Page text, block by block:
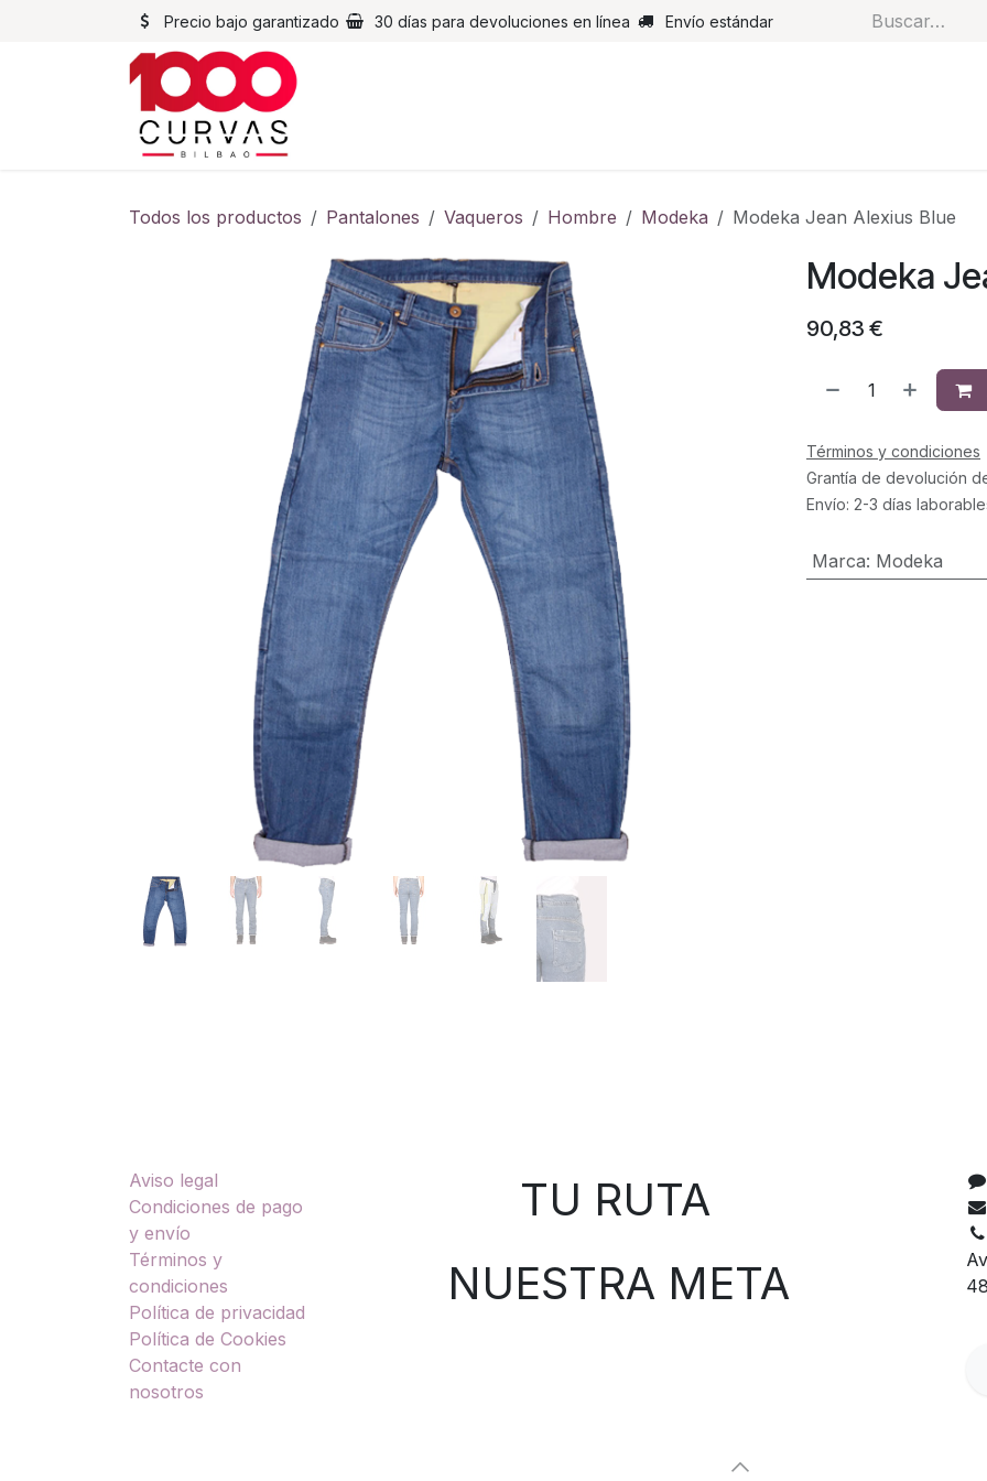
Precio bajo garantizado 30 días para devoluciones en línea Envío estándar
Todos los productos Pantalones Vaqueros Hombre Modeka Modeka Jean Alexius Blue
Modeka
90,83 €
Términos y condiciones
Grantía de devolución
Envío: 2-3 días
Marca: Modeka
Aviso legal
Condiciones de pago
y envío
Términos y
condiciones
Política de privacidad
Política de Cookies
Contacte con
nosotros
TU RUTA
NUESTRA META